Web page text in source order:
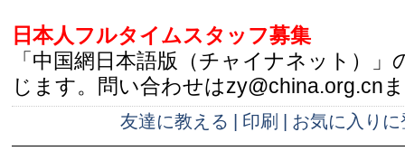
日本人フルタイムスタッフ募集
「中国網日本語版（チャイナネット）」
じます。問い合わせはzy@china.org.cn
友達に教える 印刷 お気に入りに